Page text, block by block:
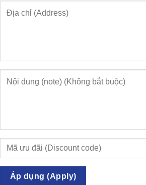
Áp dụng (Apply)